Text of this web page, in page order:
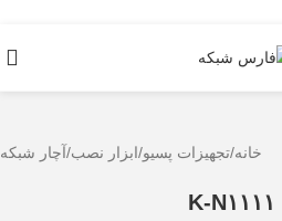
خانه/تجهیزات پسیو/ابزار نصب/آچار شبکه